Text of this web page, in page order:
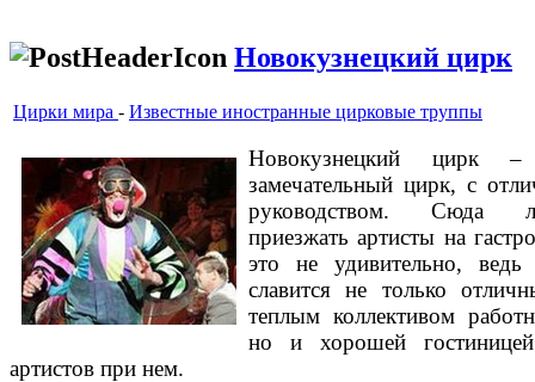
Новокузнецкий цирк
Цирки мира - Известные иностранные цирковые труппы
Новокузнецкий цирк
замечательный цирк, с
руководством. Сюда
приезжать артисты на
это не удивительно, ведь
славится не только
теплым коллективом
но и хорошей
артистов при нем.